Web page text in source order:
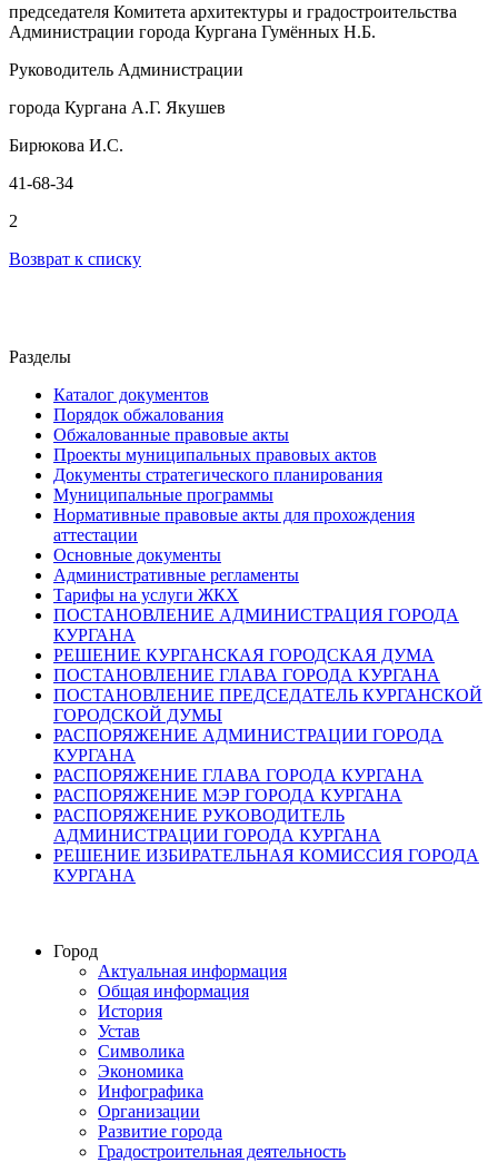
председателя Комитета архитектуры и градостроительства
Администрации города Кургана Гумённых Н.Б.
Руководитель Администрации
города Кургана А.Г. Якушев
Бирюкова И.С.
41-68-34
2
Возврат к списку
Разделы
Каталог документов
Порядок обжалования
Обжалованные правовые акты
Проекты муниципальных правовых актов
Документы стратегического планирования
Муниципальные программы
Нормативные правовые акты для прохождения
аттестации
Основные документы
Административные регламенты
Тарифы на услуги ЖКХ
ПОСТАНОВЛЕНИЕ АДМИНИСТРАЦИЯ ГОРОДА
КУРГАНА
РЕШЕНИЕ КУРГАНСКАЯ ГОРОДСКАЯ ДУМА
ПОСТАНОВЛЕНИЕ ГЛАВА ГОРОДА КУРГАНА
ПОСТАНОВЛЕНИЕ ПРЕДСЕДАТЕЛЬ КУРГАНСКОЙ
ГОРОДСКОЙ ДУМЫ
РАСПОРЯЖЕНИЕ АДМИНИСТРАЦИИ ГОРОДА
КУРГАНА
РАСПОРЯЖЕНИЕ ГЛАВА ГОРОДА КУРГАНА
РАСПОРЯЖЕНИЕ МЭР ГОРОДА КУРГАНА
РАСПОРЯЖЕНИЕ РУКОВОДИТЕЛЬ
АДМИНИСТРАЦИИ ГОРОДА КУРГАНА
РЕШЕНИЕ ИЗБИРАТЕЛЬНАЯ КОМИССИЯ ГОРОДА
КУРГАНА
Город
Актуальная информация
Общая информация
История
Устав
Символика
Экономика
Инфографика
Организации
Развитие города
Градостроительная деятельность